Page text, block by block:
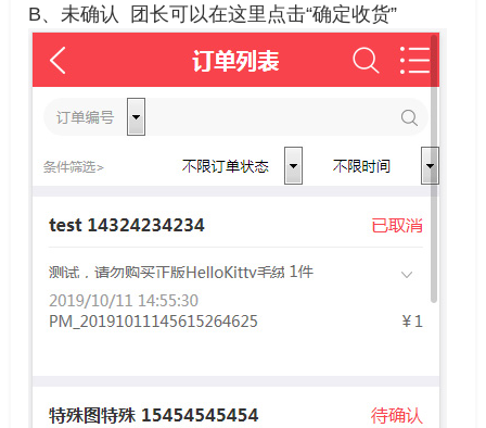
B、未确认 团长可以在这里点击“确定收货”